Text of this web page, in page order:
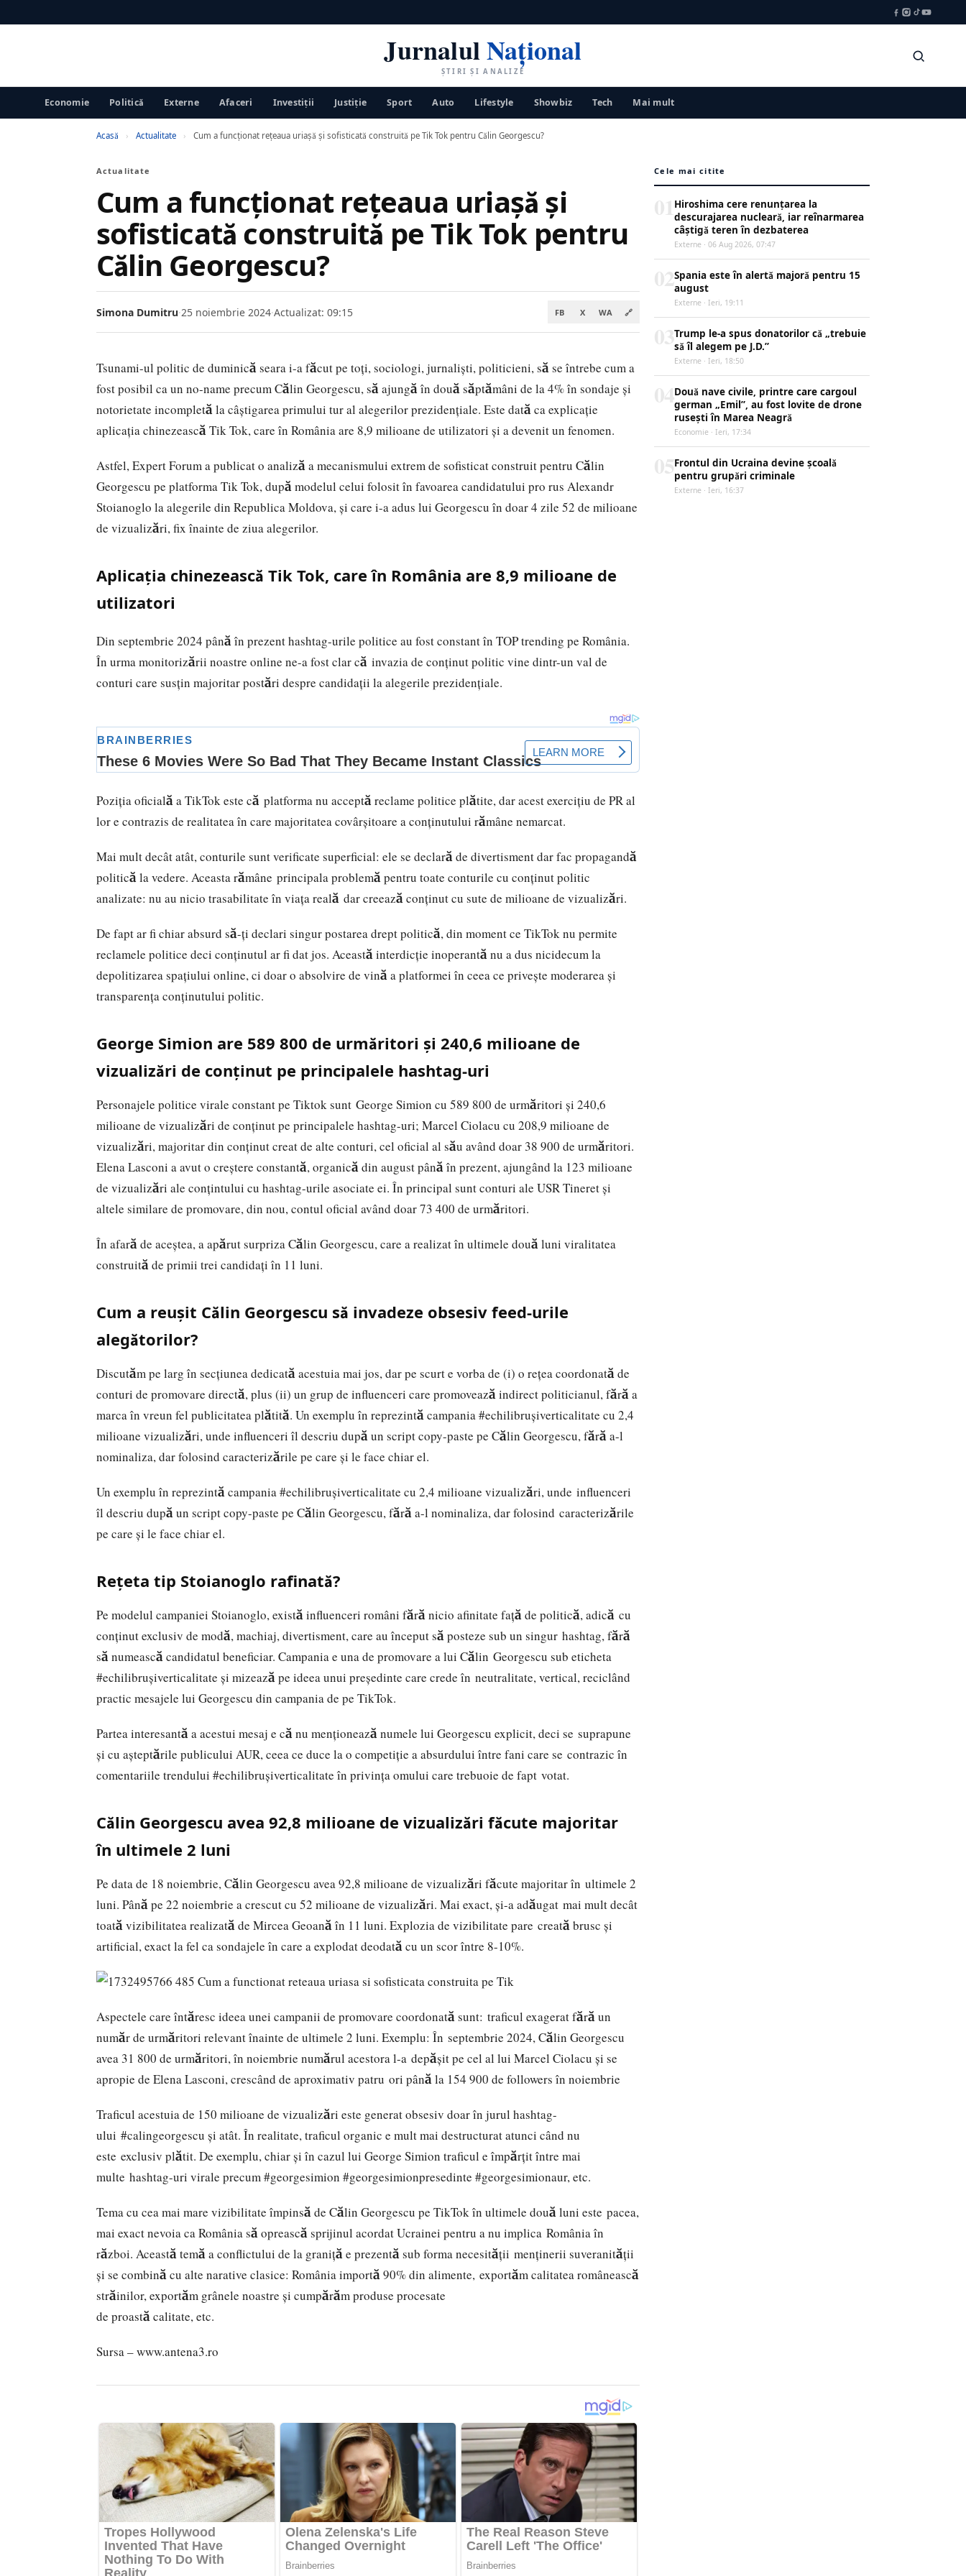
JurnalulNațional
ȘTIRI ȘI ANALIZE
Economie Politică Externe Afaceri Investiții Justiţie Sport Auto Lifestyle Showbiz Tech Mai mult
Acasă › Actualitate › Cum a funcționat rețeaua uriașă și sofisticată construită pe Tik Tok pentru Călin Georgescu?
Actualitate
Cum a funcționat rețeaua uriașă și
sofisticată construită pe Tik Tok pentru
Călin Georgescu?
Simona Dumitru·25 noiembrie 2024·Actualizat: 09:15 FB X WA 🔗
Tsunami-ul politic de duminică seara i-a făcut pe toți, sociologi, jurnaliști, politicieni, să se întrebe cum a
fost posibil ca un no-name precum Călin Georgescu, să ajungă în două săptămâni de la 4% în sondaje și
notorietate incompletă la câștigarea primului tur al alegerilor prezidențiale. Este dată ca explicație
aplicația chinezească Tik Tok, care în România are 8,9 milioane de utilizatori și a devenit un fenomen.
Astfel, Expert Forum a publicat o analiză a mecanismului extrem de sofisticat construit pentru Călin
Georgescu pe platforma Tik Tok, după modelul celui folosit în favoarea candidatului pro rus Alexandr
Stoianoglo la alegerile din Republica Moldova, și care i-a adus lui Georgescu în doar 4 zile 52 de milioane
de vizualizări, fix înainte de ziua alegerilor.
Aplicația chinezească Tik Tok, care în România are 8,9 milioane de
utilizatori
Din septembrie 2024 până în prezent hashtag-urile politice au fost constant în TOP trending pe România.
În urma monitorizării noastre online ne-a fost clar că invazia de conținut politic vine dintr-un val de
conturi care susțin majoritar postări despre candidații la alegerile prezidențiale.
Poziția oficială a TikTok este că platforma nu acceptă reclame politice plătite, dar acest exercițiu de PR al
lor e contrazis de realitatea în care majoritatea covârșitoare a conținutului rămâne nemarcat.
Mai mult decât atât, conturile sunt verificate superficial: ele se declară de divertisment dar fac propagandă
politică la vedere. Aceasta rămâne principala problemă pentru toate conturile cu conţinut politic
analizate: nu au nicio trasabilitate în viața reală dar creează conținut cu sute de milioane de vizualizări.
De fapt ar fi chiar absurd să-ţi declari singur postarea drept politică, din moment ce TikTok nu permite
reclamele politice deci conţinutul ar fi dat jos. Această interdicție inoperantă nu a dus nicidecum la
depolitizarea spațiului online, ci doar o absolvire de vină a platformei în ceea ce privește moderarea și
transparența conținutului politic.
George Simion are 589 800 de urmăritori și 240,6 milioane de
vizualizări de conținut pe principalele hashtag-uri
Personajele politice virale constant pe Tiktok sunt George Simion cu 589 800 de urmăritori și 240,6
milioane de vizualizări de conținut pe principalele hashtag-uri; Marcel Ciolacu cu 208,9 milioane de
vizualizări, majoritar din conținut creat de alte conturi, cel oficial al său având doar 38 900 de urmăritori.
Elena Lasconi a avut o creștere constantă, organică din august până în prezent, ajungând la 123 milioane
de vizualizări ale conțintului cu hashtag-urile asociate ei. În principal sunt conturi ale USR Tineret și
altele similare de promovare, din nou, contul oficial având doar 73 400 de urmăritori.
În afară de aceştea, a apărut surpriza Călin Georgescu, care a realizat în ultimele două luni viralitatea
construită de primii trei candidați în 11 luni.
Cum a reușit Călin Georgescu să invadeze obsesiv feed-urile
alegătorilor?
Discutăm pe larg în secțiunea dedicată acestuia mai jos, dar pe scurt e vorba de (i) o rețea coordonată de
conturi de promovare directă, plus (ii) un grup de influenceri care promovează indirect politicianul, fără a
marca în vreun fel publicitatea plătită. Un exemplu în reprezintă campania #echilibrușiverticalitate cu 2,4
milioane vizualizări, unde influenceri îl descriu după un script copy-paste pe Călin Georgescu, fără a-l
nominaliza, dar folosind caracterizările pe care și le face chiar el.
Un exemplu în reprezintă campania #echilibrușiverticalitate cu 2,4 milioane vizualizări, unde influenceri
îl descriu după un script copy-paste pe Călin Georgescu, fără a-l nominaliza, dar folosind caracterizările
pe care și le face chiar el.
Rețeta tip Stoianoglo rafinată?
Pe modelul campaniei Stoianoglo, există influenceri români fără nicio afinitate față de politică, adică cu
conținut exclusiv de modă, machiaj, divertisment, care au început să posteze sub un singur hashtag, fără
să numească candidatul beneficiar. Campania e una de promovare a lui Călin Georgescu sub eticheta
#echilibrușiverticalitate şi mizează pe ideea unui președinte care crede în neutralitate, vertical, reciclând
practic mesajele lui Georgescu din campania de pe TikTok.
Partea interesantă a acestui mesaj e că nu menționează numele lui Georgescu explicit, deci se suprapune
şi cu aşteptările publicului AUR, ceea ce duce la o competiție a absurdului între fani care se contrazic în
comentariile trendului #echilibrușiverticalitate în privinţa omului care trebuoie de fapt votat.
Călin Georgescu avea 92,8 milioane de vizualizări făcute majoritar
în ultimele 2 luni
Pe data de 18 noiembrie, Călin Georgescu avea 92,8 milioane de vizualizări făcute majoritar în ultimele 2
luni. Până pe 22 noiembrie a crescut cu 52 milioane de vizualizări. Mai exact, şi-a adăugat mai mult decât
toată vizibilitatea realizată de Mircea Geoană în 11 luni. Explozia de vizibilitate pare creată brusc şi
artificial, exact la fel ca sondajele în care a explodat deodată cu un scor între 8-10%.
Aspectele care întăresc ideea unei campanii de promovare coordonată sunt: traficul exagerat fără un
număr de urmăritori relevant înainte de ultimele 2 luni. Exemplu: În septembrie 2024, Călin Georgescu
avea 31 800 de urmăritori, în noiembrie numărul acestora l-a depășit pe cel al lui Marcel Ciolacu și se
apropie de Elena Lasconi, crescând de aproximativ patru ori până la 154 900 de followers în noiembrie
Traficul acestuia de 150 milioane de vizualizări este generat obsesiv doar în jurul hashtag-
ului #calingeorgescu și atât. În realitate, traficul organic e mult mai destructurat atunci când nu
este exclusiv plătit. De exemplu, chiar și în cazul lui George Simion traficul e împărțit între mai
multe hashtag-uri virale precum #georgesimion #georgesimionpresedinte #georgesimionaur, etc.
Tema cu cea mai mare vizibilitate împinsă de Călin Georgescu pe TikTok în ultimele două luni este pacea,
mai exact nevoia ca România să oprească sprijinul acordat Ucrainei pentru a nu implica România în
război. Această temă a conflictului de la graniță e prezentă sub forma necesității menținerii suveranității
și se combină cu alte narative clasice: România importă 90% din alimente, exportăm calitatea românească
străinilor, exportăm grânele noastre și cumpărăm produse procesate
de proastă calitate, etc.
Sursa – www.antena3.ro
Cele mai citite
Hiroshima cere renunțarea la
descurajarea nucleară, iar reînarmarea
câștigă teren în dezbaterea
Externe · 06 Aug 2026, 07:47
Spania este în alertă majoră pentru 15
august
Externe · Ieri, 19:11
Trump le-a spus donatorilor că „trebuie
să îl alegem pe J.D.”
Externe · Ieri, 18:50
Două nave civile, printre care cargoul
german „Emil”, au fost lovite de drone
rusești în Marea Neagră
Economie · Ieri, 17:34
Frontul din Ucraina devine școală
pentru grupări criminale
Externe · Ieri, 16:37